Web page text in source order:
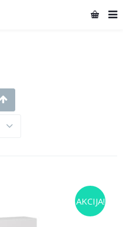
AKCIJA!